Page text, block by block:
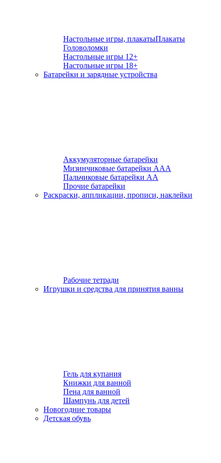
Настольные игры, плакатыПлакаты
Головоломки
Настольные игры 12+
Настольные игры 18+
Батарейки и зарядные устройства
Аккумуляторные батарейки
Мизинчиковые батарейки ААА
Пальчиковые батарейки АА
Прочие батарейки
Раскраски, аппликации, прописи, наклейки
Рабочие тетради
Игрушки и средства для принятия ванны
Гель для купания
Книжки для ванной
Пена для ванной
Шампунь для детей
Новогодние товары
Детская обувь